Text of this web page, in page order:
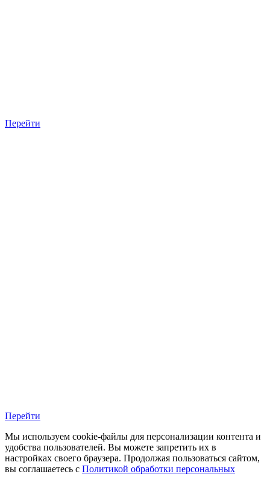
Перейти
Перейти
Мы используем cookie-файлы для персонализации контента и
удобства пользователей. Вы можете запретить их в
настройках своего браузера. Продолжая пользоваться сайтом,
вы соглашаетесь с Политикой обработки персональных